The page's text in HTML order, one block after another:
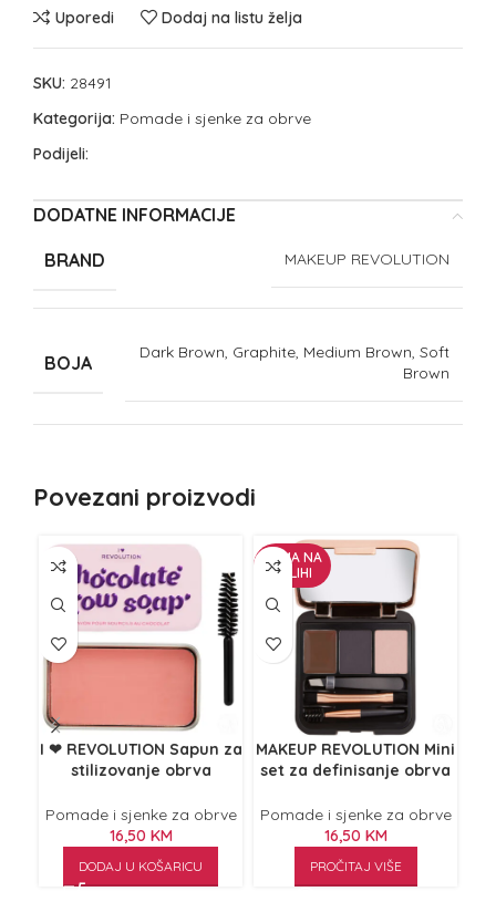
Uporedi Dodaj na listu želja
SKU: 28491
Kategorija: Pomade i sjenke za obrve
Podijeli:
DODATNE INFORMACIJE
BRAND MAKEUP REVOLUTION
BOJA
Dark Brown, Graphite, Medium Brown, Soft
Brown
Povezani proizvodi
I ❤ REVOLUTION Sapun za
stilizovanje obrva
Pomade i sjenke za obrve
16,50 KM
DODAJ U KOŠARICU
NEMA NA
ZALIHI
MAKEUP REVOLUTION Mini
set za definisanje obrva
Pomade i sjenke za obrve
16,50 KM
PROČITAJ VIŠE